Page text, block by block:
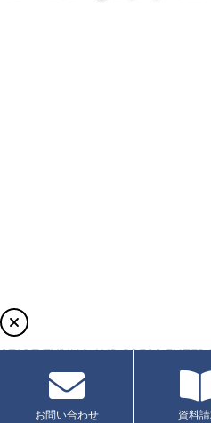
お問い合わせ 資料
START TYPING AND PRESS ENTER